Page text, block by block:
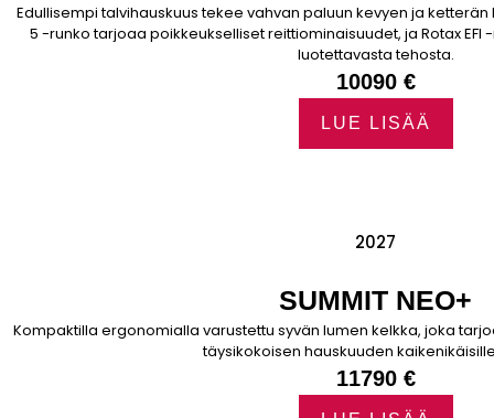
Edullisempi talvihauskuus tekee vahvan paluun kevyen ja ketterän
5 -runko tarjoaa poikkeukselliset reittiominaisuudet, ja Rotax
luotettavasta tehosta.
10090 €
LUE LISÄÄ
2027
SUMMIT NEO+
Kompaktilla ergonomialla varustettu syvän lumen kelkka, joka
täysikokoisen hauskuuden
11790 €